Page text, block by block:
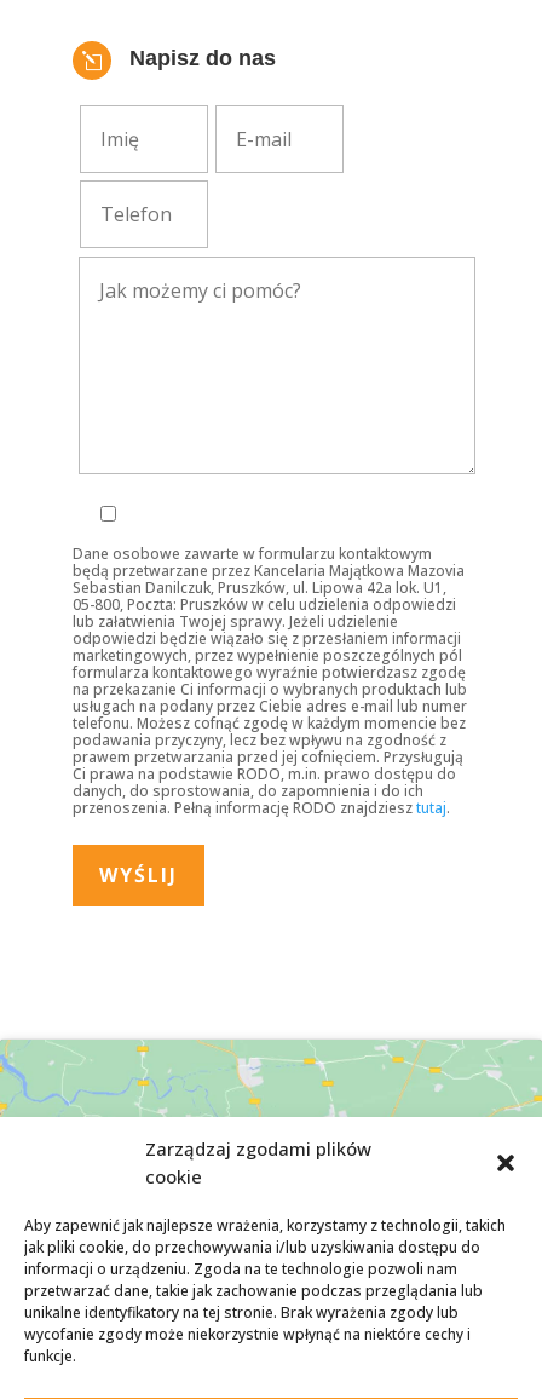
Zarządzaj zgodami plików
cookie
Aby zapewnić jak najlepsze wrażenia, korzystamy z technologii, takich
jak pliki cookie, do przechowywania i/lub uzyskiwania dostępu do
informacji o urządzeniu. Zgoda na te technologie pozwoli nam
przetwarzać dane, takie jak zachowanie podczas przeglądania lub
unikalne identyfikatory na tej stronie. Brak wyrażenia zgody lub
wycofanie zgody może niekorzystnie wpłynąć na niektóre cechy i
funkcje.
l Napisz do nas
Dane osobowe zawarte w formularzu kontaktowym
będą przetwarzane przez Kancelaria Majątkowa Mazovia
Sebastian Danilczuk, Pruszków, ul. Lipowa 42a lok. U1,
05-800, Poczta: Pruszków w celu udzielenia odpowiedzi
lub załatwienia Twojej sprawy. Jeżeli udzielenie
odpowiedzi będzie wiązało się z przesłaniem informacji
marketingowych, przez wypełnienie poszczególnych pól
formularza kontaktowego wyraźnie potwierdzasz zgodę
na przekazanie Ci informacji o wybranych produktach lub
usługach na podany przez Ciebie adres e-mail lub numer
telefonu. Możesz cofnąć zgodę w każdym momencie bez
podawania przyczyny, lecz bez wpływu na zgodność z
prawem przetwarzania przed jej cofnięciem. Przysługują
Ci prawa na podstawie RODO, m.in. prawo dostępu do
danych, do sprostowania, do zapomnienia i do ich
przenoszenia. Pełną informację RODO znajdziesztutaj.
Kliknij, żeby zaakceptować marketing pliki
cookies i włączyć tę treść